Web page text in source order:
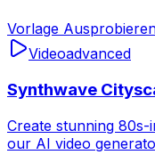
Vorlage
Videoadvanced
Synthwave
Create stunning
our AI video